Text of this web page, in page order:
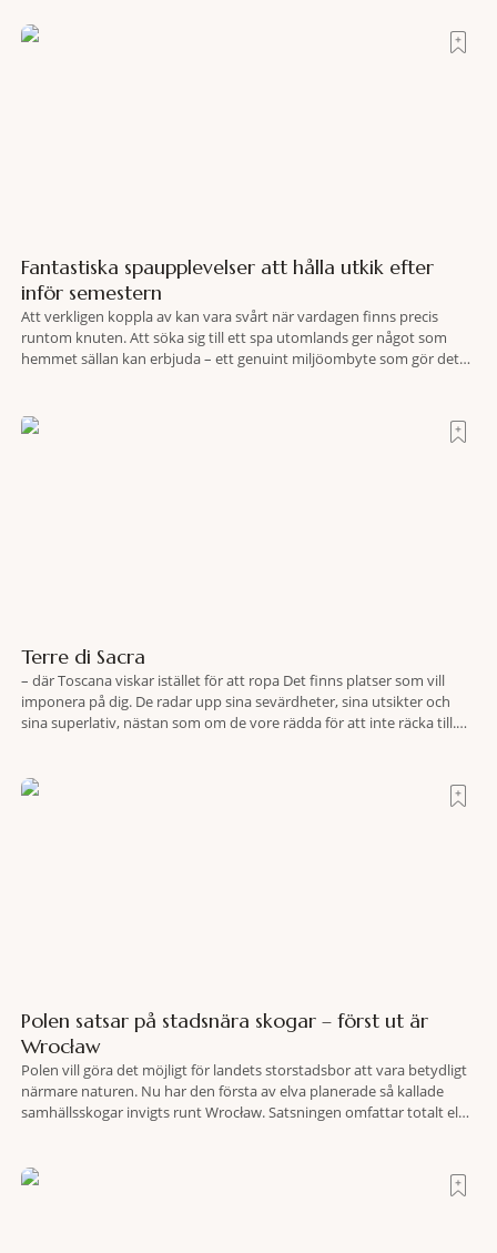
Fantastiska spaupplevelser att hålla utkik efter
inför semestern
Att verkligen koppla av kan vara svårt när vardagen finns precis
runtom knuten. Att söka sig till ett spa utomlands ger något som
hemmet sällan kan erbjuda – ett genuint miljöombyte som gör det
Terre di Sacra
– där Toscana viskar istället för att ropa Det finns platser som vill
imponera på dig. De radar upp sina sevärdheter, sina utsikter och
sina superlativ, nästan som om de vore rädda för att inte räcka till.
Polen satsar på stadsnära skogar – först ut är
Wrocław
Polen vill göra det möjligt för landets storstadsbor att vara betydligt
närmare naturen. Nu har den första av elva planerade så kallade
samhällsskogar invigts runt Wrocław. Satsningen omfattar totalt elva
fler människor ska kunna promenera, motionera